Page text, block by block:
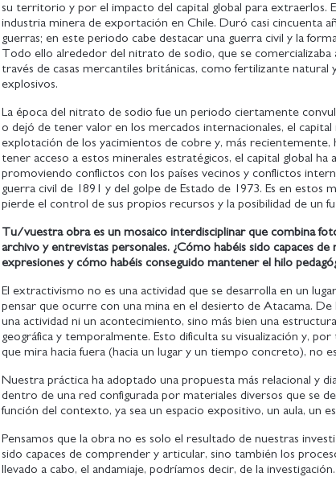
su territorio y por el impacto del capital global para extraerlos.
industria minera de exportación en Chile. Duró casi cincuenta
guerras; en este periodo cabe destacar una guerra civil y la
Todo ello alrededor del nitrato de sodio, que se comercializaba
través de casas mercantiles británicas, como fertilizante natural
explosivos.
La época del nitrato de sodio fue un periodo ciertamente
o dejó de tener valor en los mercados internacionales, el capital
explotación de los yacimientos de cobre y, más recientemente,
tener acceso a estos minerales estratégicos, el capital global ha
promoviendo conflictos con los países vecinos y conflictos
guerra civil de 1891 y del golpe de Estado de 1973. Es en estos
pierde el control de sus propios recursos y la posibilidad de un
Tu/vuestra obra es un mosaico interdisciplinar que combina
archivo y entrevistas personales. ¿Cómo habéis sido capaces
expresiones y cómo habéis conseguido mantener el hilo
El extractivismo no es una actividad que se desarrolla en un
pensar que ocurre con una mina en el desierto de Atacama.
una actividad ni un acontecimiento, sino más bien una
geográfica y temporalmente. Esto dificulta su visualización y,
que mira hacia fuera (hacia un lugar y un tiempo concreto), no
Nuestra práctica ha adoptado una propuesta más relacional y
dentro de una red configurada por materiales diversos que se
función del contexto, ya sea un espacio expositivo, un aula, un
Pensamos que la obra no es solo el resultado de nuestras
sido capaces de comprender y articular, sino también los
llevado a cabo, el andamiaje, podríamos decir, de la